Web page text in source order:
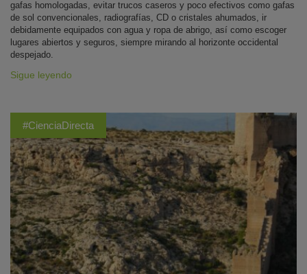
gafas homologadas, evitar trucos caseros y poco efectivos como gafas
de sol convencionales, radiografías, CD o cristales ahumados, ir
debidamente equipados con agua y ropa de abrigo, así como escoger
lugares abiertos y seguros, siempre mirando al horizonte occidental
despejado.
Sigue leyendo
#CienciaDirecta